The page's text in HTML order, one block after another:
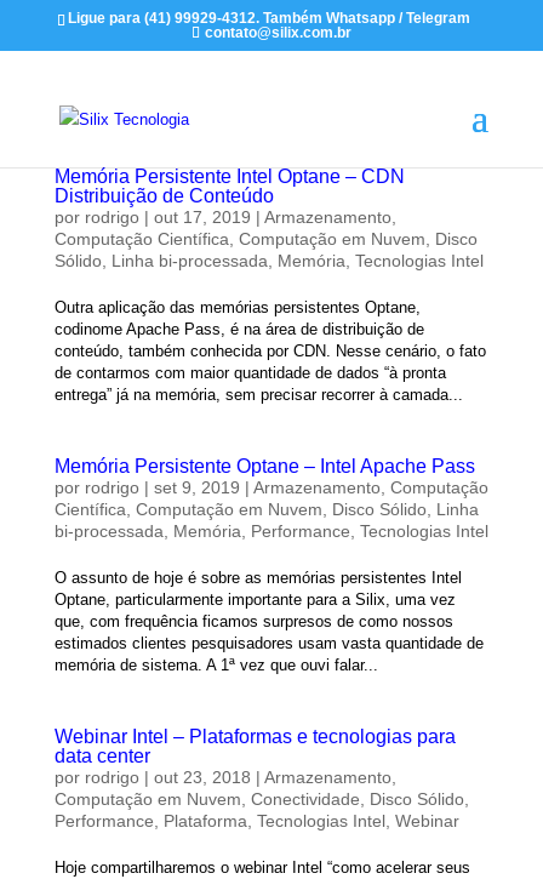
Ligue para (41) 99929-4312. Também Whatsapp / Telegram
contato@silix.com.br
Memória Persistente Intel Optane – CDN
Distribuição de Conteúdo
por rodrigo| out 17, 2019 | Armazenamento,
Computação Científica Computação em Nuvem
Disco
Sólido, Linha bi-processada Memória Tecnologias Intel
Outra aplicação das memórias persistentes Optane,
codinome Apache Pass, é na área de distribuição de
conteúdo, também conhecida por CDN. Nesse cenário, o fato
de contarmos com maior quantidade de dados “à pronta
entrega” já na memória, sem precisar recorrer à camada...
Memória Persistente Optane – Intel Apache Pass
por rodrigo| set 9, 2019 | Armazenamento, Computação
Científica Computação em Nuvem Disco Sólido, Linha
bi-processada
Memória Performance Tecnologias Intel
O assunto de hoje é sobre as memórias persistentes Intel
Optane, particularmente importante para a Silix, uma vez
que, com frequência ficamos surpresos de como nossos
estimados clientes pesquisadores usam vasta quantidade de
memória de sistema. A 1ª vez que ouvi falar...
Webinar Intel – Plataformas e tecnologias para
data center
por rodrigo| out 23, 2018 | Armazenamento,
Computação em Nuvem Conectividade Disco Sólido,
Performance
Plataforma Tecnologias Intel, Webinar
Hoje compartilharemos o webinar Intel “como acelerar seus